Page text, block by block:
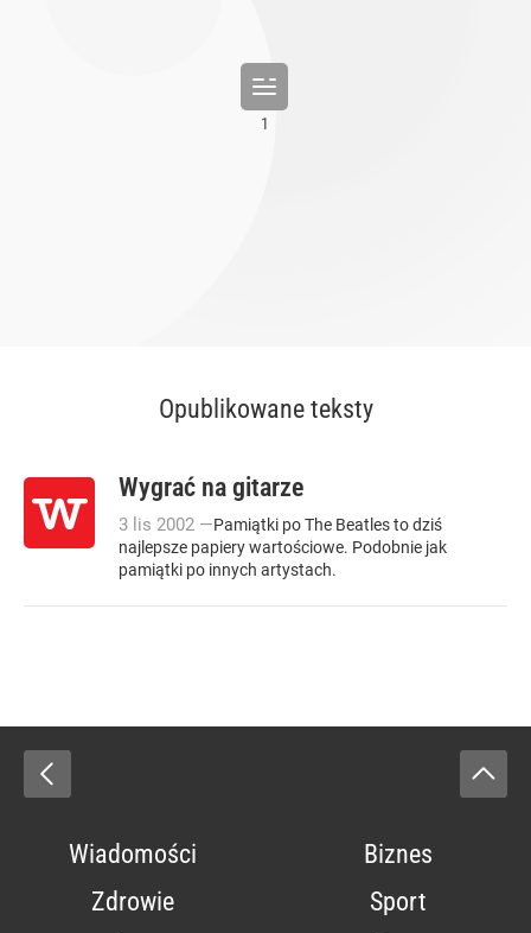
Opublikowane teksty
Wygrać na gitarze
3 lis 2002 —Pamiątki po The Beatles to dziś
najlepsze papiery wartościowe. Podobnie jak
pamiątki po innych artystach.
Wiadomości
Biznes
Zdrowie
Sport